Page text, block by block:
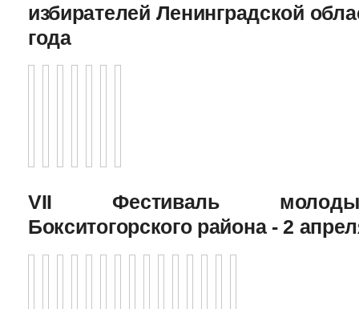
избирателей Ленинградской
года
VII Фестиваль
Бокситогорского района - 2